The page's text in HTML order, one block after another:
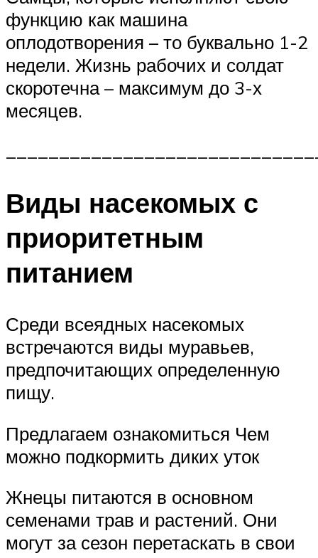
функцию как машина
оплодотворения – то буквально 1-2
недели. Жизнь рабочих и солдат
скоротечна – максимум до 3-х
месяцев.
Виды насекомых с
приоритетным
питанием
Среди всеядных насекомых
встречаются виды муравьев,
предпочитающих определенную
пищу.
Предлагаем ознакомиться Чем
можно подкормить диких уток
Жнецы питаются в основном
семенами трав и растений. Они
могут за сезон перетаскать в свои